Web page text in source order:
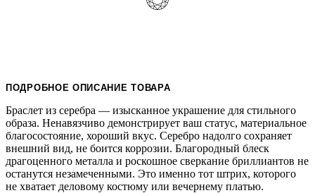
ПОДРОБНОЕ ОПИСАНИЕ ТОВАРА
Браслет из серебра — изысканное украшение для стильного
образа. Ненавязчиво демонстрирует ваш статус, материальное
благосостояние, хороший вкус. Серебро надолго сохраняет
внешний вид, не боится коррозии. Благородный блеск
драгоценного металла и роскошное сверкание бриллиантов не
останутся незамеченными. Это именно тот штрих, которого
не хватает деловому костюму или вечернему платью.